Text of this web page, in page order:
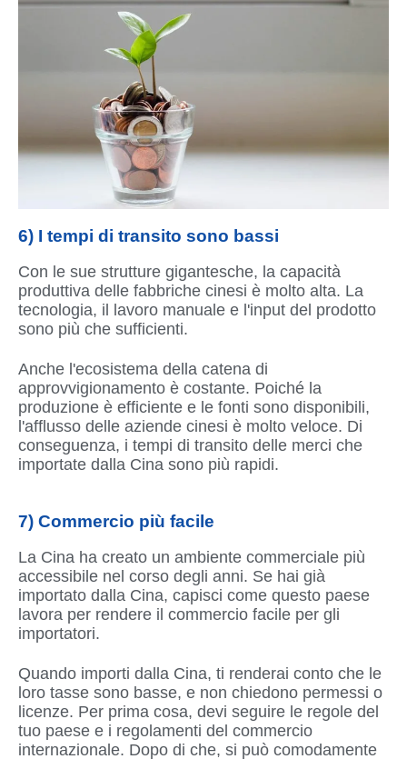
6) I tempi di transito sono bassi
Con le sue strutture gigantesche, la capacità
produttiva delle fabbriche cinesi è molto alta. La
tecnologia, il lavoro manuale e l'input del prodotto
sono più che sufficienti.
Anche l'ecosistema della catena di
approvvigionamento è costante. Poiché la
produzione è efficiente e le fonti sono disponibili,
l'afflusso delle aziende cinesi è molto veloce. Di
conseguenza, i tempi di transito delle merci che
importate dalla Cina sono più rapidi.
7) Commercio più facile
La Cina ha creato un ambiente commerciale più
accessibile nel corso degli anni. Se hai già
importato dalla Cina, capisci come questo paese
lavora per rendere il commercio facile per gli
importatori.
Quando importi dalla Cina, ti renderai conto che le
loro tasse sono basse, e non chiedono permessi o
licenze. Per prima cosa, devi seguire le regole del
tuo paese e i regolamenti del commercio
internazionale. Dopo di che, si può comodamente